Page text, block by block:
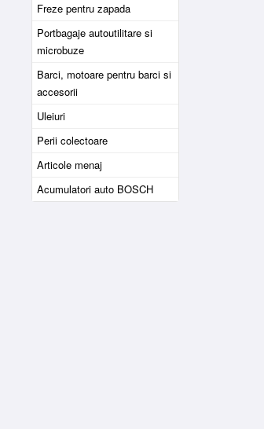
Freze pentru zapada
Portbagaje autoutilitare si
microbuze
Barci, motoare pentru barci si
accesorii
Uleiuri
Perii colectoare
Articole menaj
Acumulatori auto BOSCH